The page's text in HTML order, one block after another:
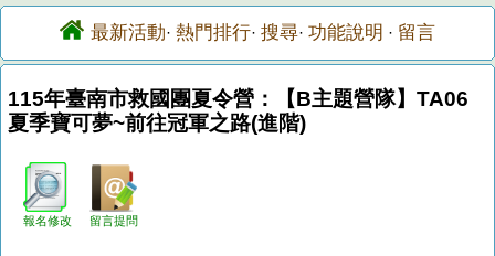
最新活動· 熱門排行· 搜尋· 功能說明 · 留言
115年臺南市救國團夏令營：【B主題營隊】TA06
夏季寶可夢~前往冠軍之路(進階)
報名修改 留言提問